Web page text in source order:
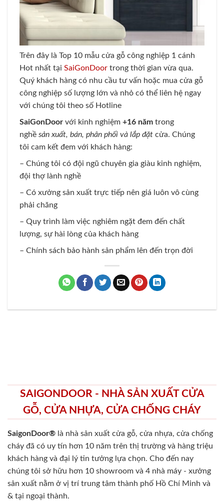
Trên đây là Top 10 mẫu cửa gỗ công nghiệp 1 cánh
Hot nhất tại SaiGonDoor trong thời gian vừa qua.
Quý khách hàng có nhu cầu tư vấn hoặc mua cửa gỗ
công nghiệp số lượng lớn và nhỏ có thể liên hệ ngay
với chúng tôi theo số Hotline
SaiGonDoor với kinh nghiệm +16 năm trong
nghề sản xuất, bán, phân phối và lắp đặt cửa. Chúng
tôi cam kết đem với khách hàng:
– Chúng tôi có đội ngũ chuyên gia giàu kinh nghiệm,
đội thợ lành nghề
– Có xưởng sản xuất trực tiếp nên giá luôn vô cùng
phải chăng
– Quy trình làm việc nghiêm ngặt đem đến chất
lượng, sự hài lòng của khách hàng
– Chính sách bảo hành sản phẩm lên đến trọn đời
SAIGONDOOR - NHÀ SẢN XUẤT CỬA
GỖ, CỬA NHỰA, CỬA CHỐNG CHÁY
SaigonDoor® là nhà sản xuất cửa gỗ, cửa nhựa, cửa chống
cháy đã có uy tín hơn 10 năm trên thị trường và hàng triệu
khách hàng và đại lý tin tưởng lựa chọn. Cho đến nay
chúng tôi sở hữu hơn 10 showroom và 4 nhà máy - xưởng
sản xuất nằm ở vị trí trung tâm thành phố Hồ Chí Minh và
& tại ngoại thành.